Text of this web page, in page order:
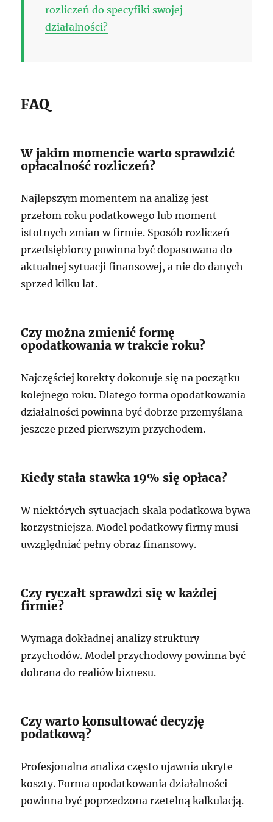
rozliczeń do specyfiki swojej
działalności?
FAQ
W jakim momencie warto sprawdzić
opłacalność rozliczeń?
Najlepszym momentem na analizę jest
przełom roku podatkowego lub moment
istotnych zmian w firmie. Sposób rozliczeń
przedsiębiorcy powinna być dopasowana do
aktualnej sytuacji finansowej, a nie do danych
sprzed kilku lat.
Czy można zmienić formę
opodatkowania w trakcie roku?
Najczęściej korekty dokonuje się na początku
kolejnego roku. Dlatego forma opodatkowania
działalności powinna być dobrze przemyślana
jeszcze przed pierwszym przychodem.
Kiedy stała stawka 19% się opłaca?
W niektórych sytuacjach skala podatkowa bywa
korzystniejsza. Model podatkowy firmy musi
uwzględniać pełny obraz finansowy.
Czy ryczałt sprawdzi się w każdej
firmie?
Wymaga dokładnej analizy struktury
przychodów. Model przychodowy powinna być
dobrana do realiów biznesu.
Czy warto konsultować decyzję
podatkową?
Profesjonalna analiza często ujawnia ukryte
koszty. Forma opodatkowania działalności
powinna być poprzedzona rzetelną kalkulacją.